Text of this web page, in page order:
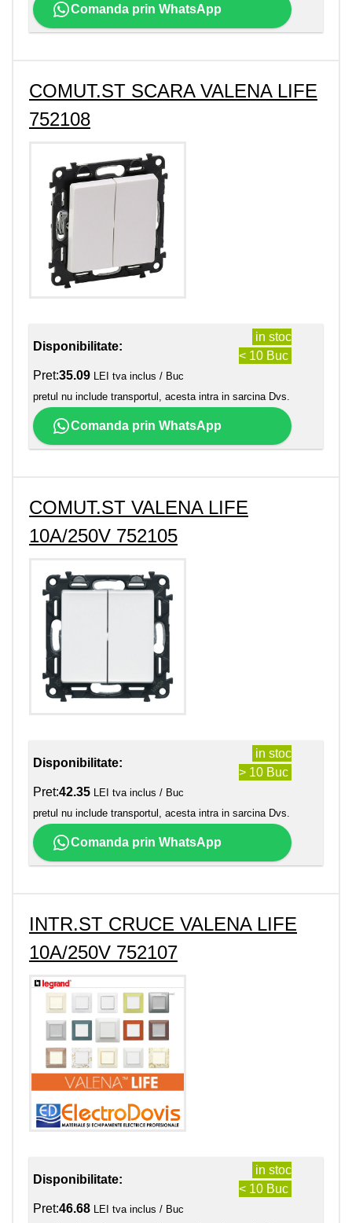
Comanda prin WhatsApp
COMUT.ST SCARA VALENA LIFE
752108
Disponibilitate:
in stoc
< 10 Buc
Pret:35.09 LEI tva inclus / Buc
pretul nu include transportul, acesta intra in sarcina Dvs.
Comanda prin WhatsApp
COMUT.ST VALENA LIFE
10A/250V 752105
Disponibilitate:
in stoc
> 10 Buc
Pret:42.35 LEI tva inclus / Buc
pretul nu include transportul, acesta intra in sarcina Dvs.
Comanda prin WhatsApp
INTR.ST CRUCE VALENA LIFE
10A/250V 752107
Disponibilitate:
in stoc
< 10 Buc
Pret:46.68 LEI tva inclus / Buc